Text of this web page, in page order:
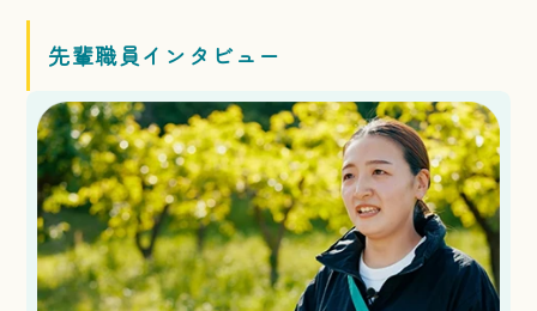
先輩職員インタビュー